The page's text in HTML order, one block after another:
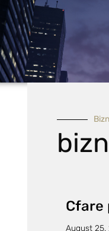
Cfare
August 25,